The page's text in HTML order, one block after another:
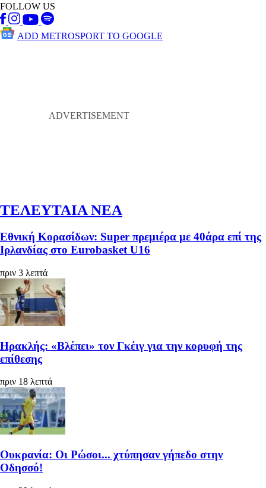
FOLLOW US
ADD METROSPORT TO GOOGLE
ΤΕΛΕΥΤΑΙΑ ΝΕΑ
Εθνική Κορασίδων: Super πρεμιέρα με 40άρα επί της
Ιρλανδίας στο Eurobasket U16
πριν 3 λεπτά
Ηρακλής: «Βλέπει» τον Γκέιγ για την κορυφή της
επίθεσης
πριν 18 λεπτά
Ουκρανία: Οι Ρώσοι... χτύπησαν γήπεδο στην
Οδησσό!